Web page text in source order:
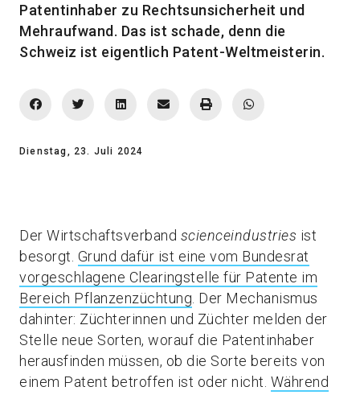
Patentinhaber zu Rechtsunsicherheit und
Mehraufwand. Das ist schade, denn die
Schweiz ist eigentlich Patent-Weltmeisterin.
Dienstag, 23. Juli 2024
Der Wirtschaftsverband scienceindustries ist
besorgt. Grund dafür ist eine vom Bundesrat
vorgeschlagene Clearingstelle für Patente im
Bereich Pflanzenzüchtung . Der Mechanismus
dahinter: Züchterinnen und Züchter melden der
Stelle neue Sorten, worauf die Patentinhaber
herausfinden müssen, ob die Sorte bereits von
einem Patent betroffen ist oder nicht. Während